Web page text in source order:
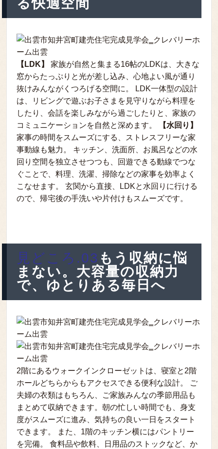
る快適空間
【LDK】
家族が自然と集まる16帖のLDKは、大きな
窓からたっぷりと光が差し込み、心地よい風が通り
抜けみんながくつろげる空間に。 LDK一体型の設計
は、リビングで遊ぶお子さまを見守りながら料理を
したり、会話を楽しみながら過ごしたりと、家族の
コミュニケーションを自然と深めます。
【水回り】
家事の時間をスムーズにする、ストレスフリーな家
事動線も魅力。 キッチン、洗面所、お風呂などの水
回り空間を独立させつつも、回遊できる動線でつな
ぐことで、料理、洗濯、掃除などの家事を効率よく
こなせます。 玄関から直接、LDKと水回りに行ける
ので、帰宅後の手洗いや片付けもスムーズです。
見どころ.03 もう収納に悩
まない。大容量の収納力
で、ゆとりある毎日へ
2階にあるウォークインクローゼットは、寝室と2階
ホールどちらからもアクセスできる便利な設計。 ご
夫婦の衣類はもちろん、ご家族みんなの季節用品も
まとめて収納できます。朝の忙しい時間でも、身支
度がスムーズに進み、気持ちの良い一日をスタート
できます。 また、1階のキッチン横にはパントリー
を完備。 食料品や飲料、日用品のストックなど、か